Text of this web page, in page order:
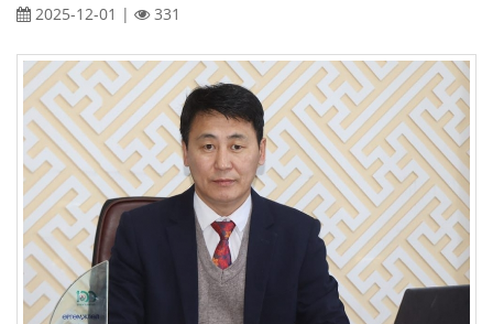
2025-12-01 | 331